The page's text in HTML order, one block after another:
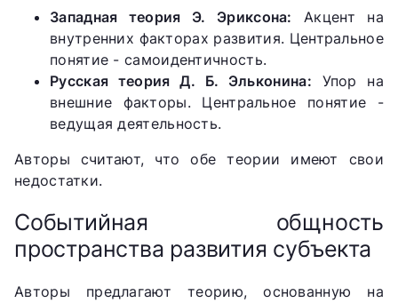
Западная теория Э. Эриксона: Акцент на
внутренних факторах развития. Центральное
понятие - самоидентичность.
Русская теория Д. Б. Эльконина: Упор на
внешние факторы. Центральное понятие -
ведущая деятельность.
Авторы считают, что обе теории имеют свои
недостатки.
Событийная общность
пространства развития субъекта
Авторы предлагают теорию, основанную на